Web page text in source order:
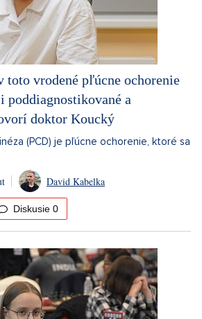
toto vrodené pľúcne ochorenie
poddiagnostikované a
doktor Koucký
(PCD) je pľúcne ochorenie, ktoré sa
David Kabelka
Diskusie 0